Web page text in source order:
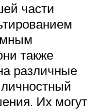
части
также
различные
Их могут